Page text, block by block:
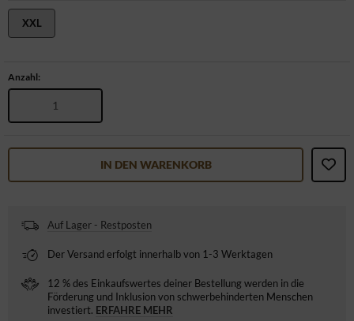
XXL
Anzahl:
IN DEN WARENKORB
Auf Lager - Restposten
Der Versand erfolgt innerhalb von 1-3 Werktagen
12 % des Einkaufswertes deiner Bestellung werden in die
Förderung und Inklusion von schwerbehinderten Menschen
investiert. ERFAHRE MEHR